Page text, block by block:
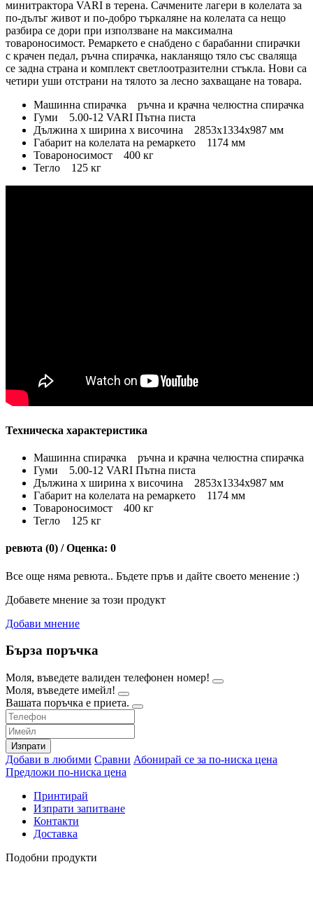
минитрактора VARI в терена. Сачмените лагери в колелата за
по-дълъг живот и по-добро търкаляне на колелата са нещо
разбира се дори при използване на максимална
товароносимост. Ремаркето е снабдено с барабанни спирачки
с крачен педал, ръчна спирачка, накланящо тяло със сваляща
се задна страна и комплект светлоотразителни стъкла. Нови са
четири уши отстрани на тялото за лесно захващане на товара.
Машинна спирачка ръчна и крачна челюстна спирачка
Гуми 5.00-12 VARI Пътна писта
Дължина х ширина х височина 2853x1334x987 мм
Габарит на колелата на ремаркето 1174 мм
Товароносимост 400 кг
Тегло 125 кг
Техническа характеристика
Машинна спирачка ръчна и крачна челюстна спирачка
Гуми 5.00-12 VARI Пътна писта
Дължина х ширина х височина 2853x1334x987 мм
Габарит на колелата на ремаркето 1174 мм
Товароносимост 400 кг
Тегло 125 кг
ревюта (0) / Оценка: 0
Все още няма ревюта.. Бъдете пръв и дайте своето менение :)
Добавете мнение за този продукт
Добави мнение
Бърза поръчка
Моля, въведете валиден телефонен номер!
Моля, въведете имейл!
Вашата поръчка е приета.
Изпрати
Добави в любими Сравни Абонирай се за по-ниска цена
Предложи по-ниска цена
Принтирай
Изпрати запитване
Контакти
Доставка
Подобни продукти